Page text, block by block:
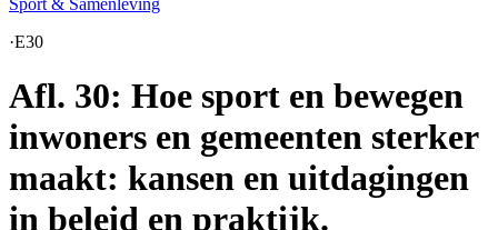
Sport & Samenleving
·E30
Afl. 30: Hoe sport en bewegen
inwoners en gemeenten sterker
maakt: kansen en uitdagingen
in beleid en praktijk.